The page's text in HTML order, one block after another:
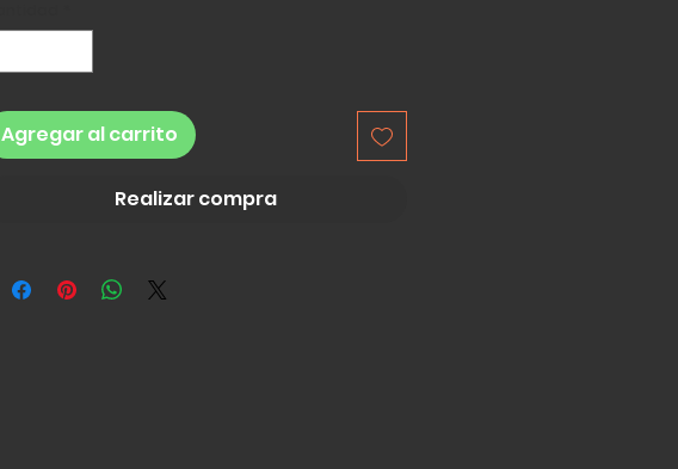
Agregar al carrito
Realizar compra